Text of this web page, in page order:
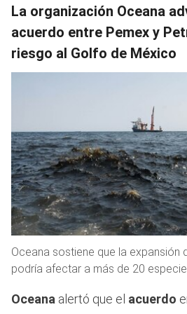
La organización Oceana
acuerdo entre Pemex y
riesgo al Golfo de México
Oceana sostiene que la expansión
podría afectar a más de 20
Oceana alertó que el acuerdo